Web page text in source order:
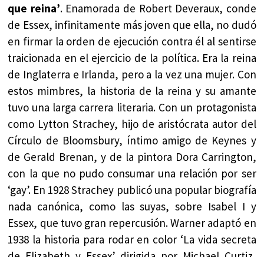
que reina’. Enamorada de Robert Deveraux, conde
de Essex, infinitamente más joven que ella, no dudó
en firmar la orden de ejecución contra él al sentirse
traicionada en el ejercicio de la política. Era la reina
de Inglaterra e Irlanda, pero a la vez una mujer. Con
estos mimbres, la historia de la reina y su amante
tuvo una larga carrera literaria. Con un protagonista
como Lytton Strachey, hijo de aristócrata autor del
Círculo de Bloomsbury, íntimo amigo de Keynes y
de Gerald Brenan, y de la pintora Dora Carrington,
con la que no pudo consumar una relación por ser
‘gay’. En 1928 Strachey publicó una popular biografía
nada canónica, como las suyas, sobre Isabel I y
Essex, que tuvo gran repercusión. Warner adaptó en
1938 la historia para rodar en color ‘La vida secreta